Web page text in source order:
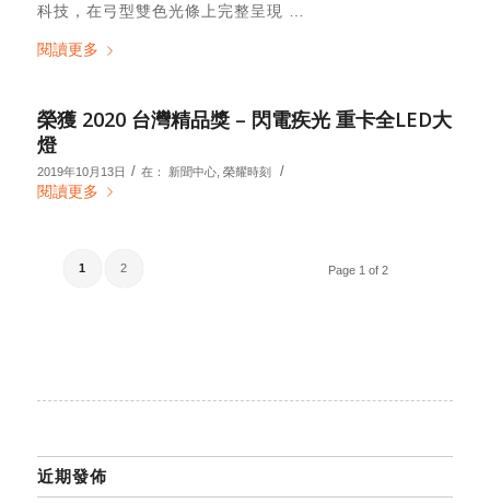
科技，在弓型雙色光條上完整呈現 …
閱讀更多
榮獲 2020 台灣精品獎 – 閃電疾光 重卡全LED大
燈
2019年10月13日 / 在： 新聞中心, 榮耀時刻 /
閱讀更多
Page 1 of 2
1 2
近期發佈